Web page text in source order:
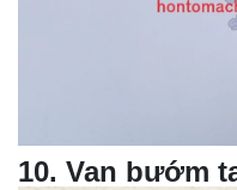
10. Van bướm